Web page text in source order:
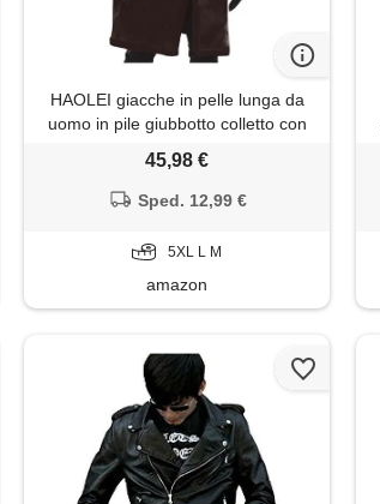
HAOLEI giacche in pelle lunga da
uomo in pile giubbotto colletto con
risvolto imbottito aviatore cappotto
in finta di montone cappotti in
morbida pelle di pecora vintage
45,98 €
Sped. 12,99 €
5XL L M
amazon